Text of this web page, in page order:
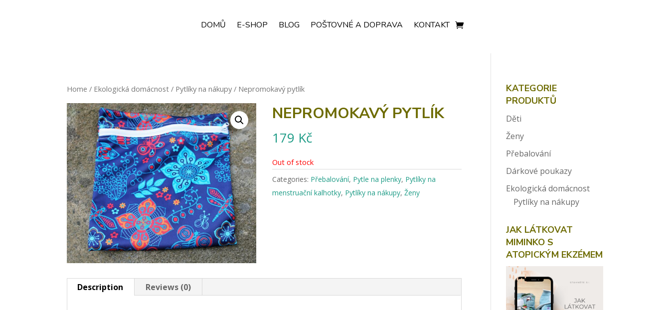
DOMŮ E-SHOP BLOG POŠTOVNÉ A DOPRAVA KONTAKT
Home / Ekologická domácnost / Pytlíky na nákupy/ Nepromokavý pytlík
NEPROMOKAVÝ PYTLÍK
179 Kč
Out of stock
Categories: Přebalování, Pytle na plenky, Pytlíky na
menstruační kalhotky, Pytlíky na nákupy,Ženy
Description Reviews (0)
KATEGORIE
PRODUKTŮ
Děti
Ženy
Přebalování
Dárkové poukazy
Ekologická domácnost
Pytlíky na nákupy
JAK LÁTKOVAT
MIMINKO S
ATOPICKÝM EKZÉMEM